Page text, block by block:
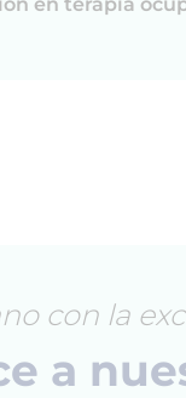
con la
a